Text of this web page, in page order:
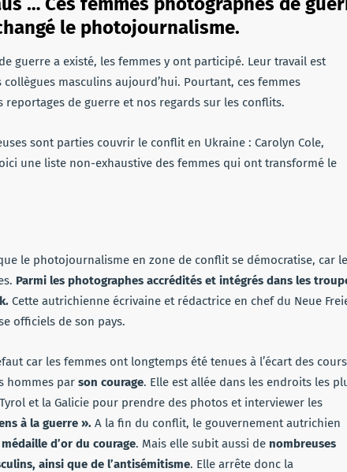
le photojournalisme.
guerre a existé, les femmes y ont participé. Leur travail est
masculins aujourd’hui. Pourtant, ces femmes
de guerre et nos regards sur les conflits.
sont parties couvrir le conflit en Ukraine : Carolyn Cole,
une liste non-exhaustive des femmes qui ont transformé le
le photojournalisme en zone de conflit se démocratise, car
Parmi les photographes accrédités et intégrés dans les
Cette autrichienne écrivaine et rédactrice en chef du Neue
officiels de son pays.
car les femmes ont longtemps été tenues à l’écart des cours
hommes par son courage. Elle est allée dans les endroits les
et la Galicie pour prendre des photos et interviewer les
à la guerre ». A la fin du conflit, le gouvernement autrichien
médaille d’or du courage. Mais elle subit aussi de nombreuses
ainsi que de l’antisémitisme. Elle arrête donc la